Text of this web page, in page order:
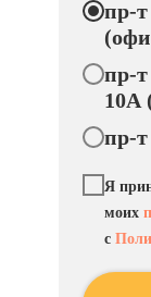
пр-
пр-
10А
пр-
Я
моих
с